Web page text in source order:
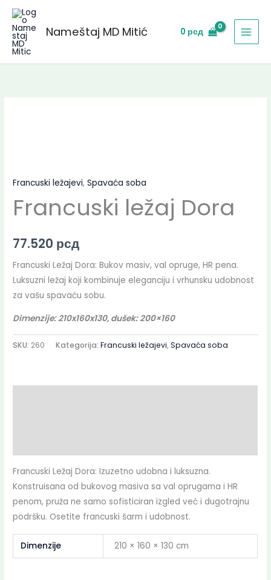
Skip
content
Nameštaj MD Mitić 0 рсд
Francuski ležajevi,Spavaća soba
Francuski ležaj Dora
77.520 рсд
Francuski Ležaj Dora: Bukov masiv, val opruge, HR pena.
Luksuzni ležaj koji kombinuje eleganciju i vrhunsku udobnost
za vašu spavaću sobu.
Dimenzije: 210x160x130, dušek: 200×160
SKU: 260 Kategorija:Francuski ležajevi,Spavaća soba
Francuski Ležaj Dora: Izuzetno udobna i luksuzna.
Konstruisana od bukovog masiva sa val oprugama i HR
penom, pruža ne samo sofisticiran izgled već i dugotrajnu
podršku. Osetite francuski šarm i udobnost.
Dimenzije 210 × 160 × 130 cm